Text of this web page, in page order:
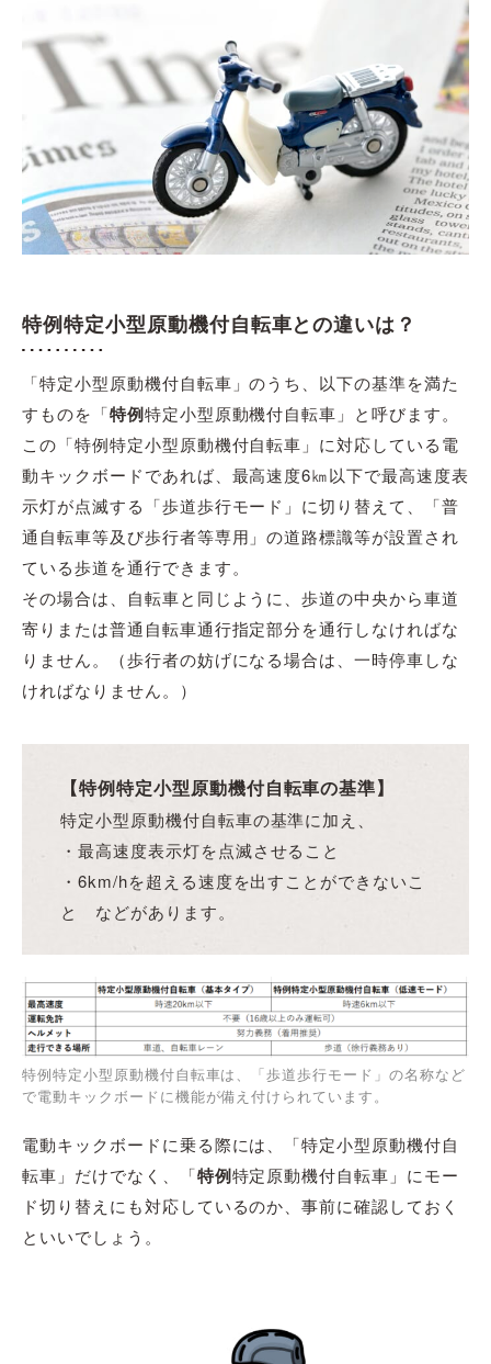
特例特定小型原動機付自転車との違いは？
「特定小型原動機付自転車」のうち、以下の基準を満た
すものを「特例特定小型原動機付自転車」と呼びます。
この「特例特定小型原動機付自転車」に対応している電
動キックボードであれば、最高速度6㎞以下で最高速度表
示灯が点滅する「歩道歩行モード」に切り替えて、「普
通自転車等及び歩行者等専用」の道路標識等が設置され
ている歩道を通行できます。
その場合は、自転車と同じように、歩道の中央から車道
寄りまたは普通自転車通行指定部分を通行しなければな
りません。（歩行者の妨げになる場合は、一時停車しな
ければなりません。）
【特例特定小型原動機付自転車の基準】
特定小型原動機付自転車の基準に加え、
・最高速度表示灯を点滅させること
・6km/hを超える速度を出すことができないこ
と などがあります。
特例特定小型原動機付自転車は、「歩道歩行モード」の名称など
で電動キックボードに機能が備え付けられています。
電動キックボードに乗る際には、「特定小型原動機付自
転車」だけでなく、「特例特定原動機付自転車」にモー
ド切り替えにも対応しているのか、事前に確認しておく
といいでしょう。